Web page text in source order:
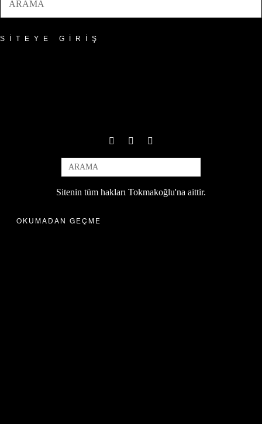
SITEYE GIRIŞ
Sitenin tüm hakları Tokmakoğlu'na aittir.
OKUMADAN GEÇME